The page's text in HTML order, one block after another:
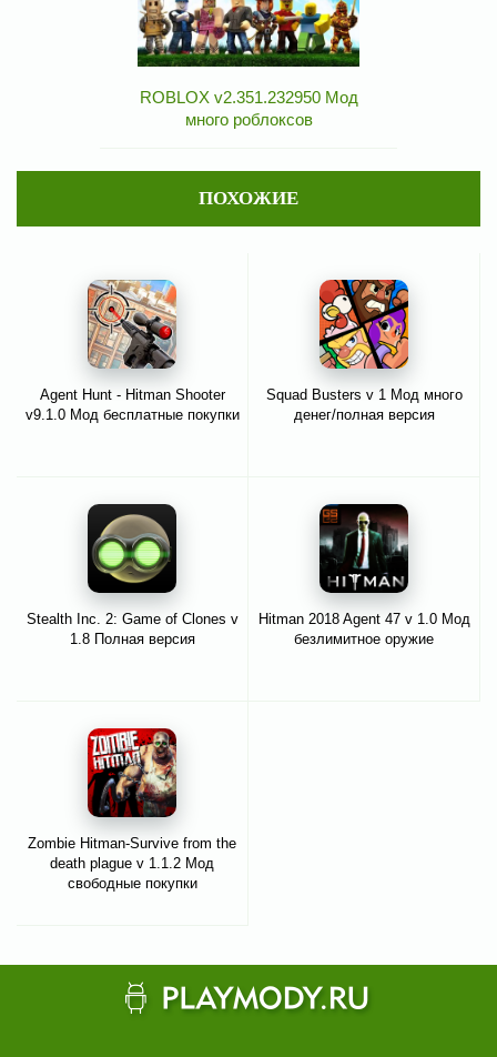
ROBLOX v2.351.232950 Мод
много роблоксов
ПОХОЖИЕ
Agent Hunt - Hitman Shooter
v9.1.0 Мод бесплатные покупки
Squad Busters v 1 Мод много
денег/полная версия
Stealth Inc. 2: Game of Clones v
1.8 Полная версия
Hitman 2018 Agent 47 v 1.0 Мод
безлимитное оружие
Zombie Hitman-Survive from the
death plague v 1.1.2 Мод
свободные покупки